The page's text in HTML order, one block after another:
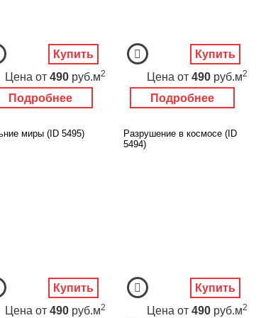
Подробнее
Цена от 490 руб.м2
Купить
Подробнее
Цена от 490 руб.м2
Купить
миры (ID 5495)
Цена от 490 руб.м2
Купить
Разрушение в космосе (ID
5494)
Цена от 490 руб.м2
Купить